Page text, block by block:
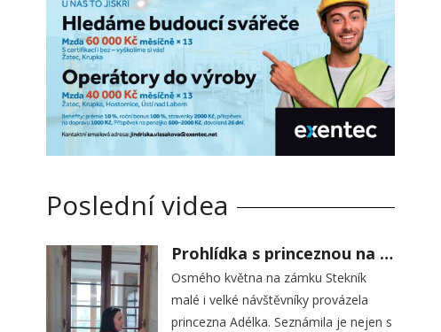
Poslední videa
Prohlídka s princeznou na zámku Stekník
Osmého května na zámku Stekník
malé i velké návštěvníky provázela
princezna Adélka. Seznámila je nejen s